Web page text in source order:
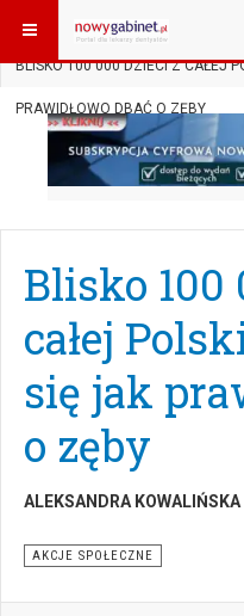
JESTEŚ TUTAJ: START
BLISKO 100 000 DZIECI Z CAŁEJ
PRAWIDŁOWO DBAĆ O ZĘBY
Blisko 100
całej
się jak
o zęby
ALEKSANDRA KOWALIŃSKA
AKCJE SPOŁECZNE